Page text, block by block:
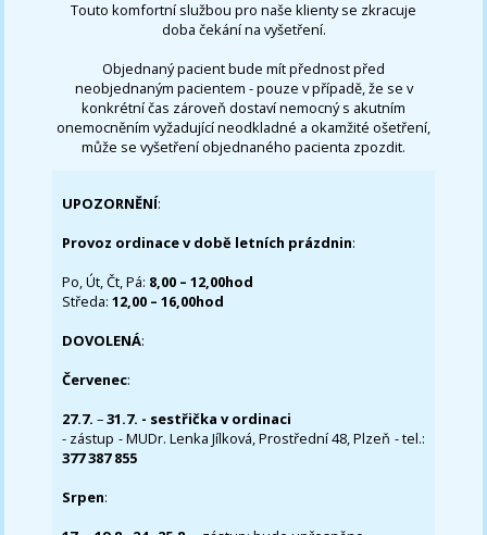
Touto komfortní službou pro naše klienty se zkracuje
doba čekání na vyšetření.
Objednaný pacient bude mít přednost před
neobjednaným pacientem - pouze v případě, že se v
konkrétní čas zároveň dostaví nemocný s akutním
onemocněním vyžadující neodkladné a okamžité ošetření,
může se vyšetření objednaného pacienta zpozdit.
UPOZORNĚNÍ:
Provoz ordinace v době letních prázdnin:
Po, Út, Čt, Pá: 8,00 – 12,00hod
Středa:12,00 – 16,00hod
DOVOLENÁ:
Červenec:
27.7.–31.7. - sestřička v ordinaci
- zástup - MUDr. Lenka Jílková, Prostřední 48, Plzeň - tel.:
377 387 855
Srpen: